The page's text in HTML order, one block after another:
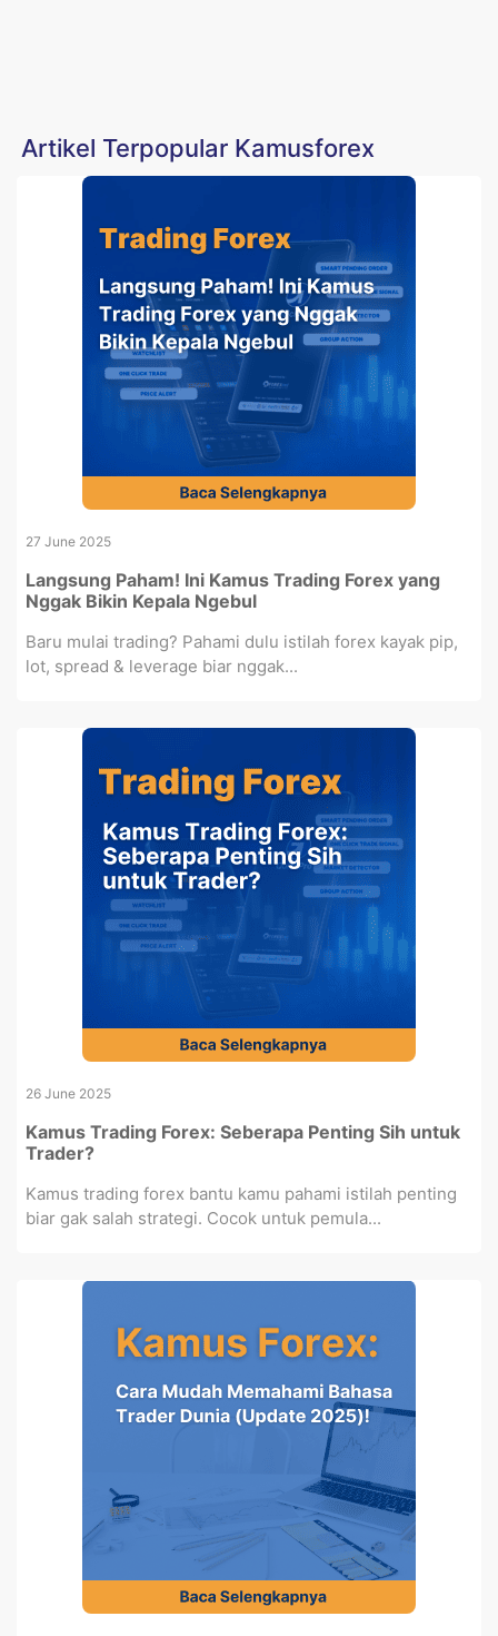
Artikel Terpopular Kamusforex
27 June 2025
Langsung Paham! Ini Kamus Trading Forex yang
Nggak Bikin Kepala Ngebul
Baru mulai trading? Pahami dulu istilah forex kayak pip,
lot, spread & leverage biar nggak...
26 June 2025
Kamus Trading Forex: Seberapa Penting Sih untuk
Trader?
Kamus trading forex bantu kamu pahami istilah penting
biar gak salah strategi. Cocok untuk pemula...